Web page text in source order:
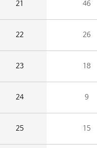
21 46
22 26
23 18
24 9
25 15